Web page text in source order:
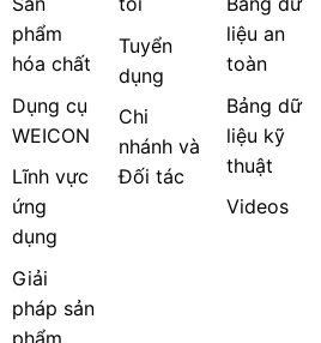
phẩm
hóa chất
Dụng cụ
WEICON
Lĩnh vực
ứng
dụng
Giải
pháp sản
phẩm
Tuyển
dụng
Chi
nhánh và
Đối tác
liệu an
toàn
Bảng dữ
liệu kỹ
thuật
Videos